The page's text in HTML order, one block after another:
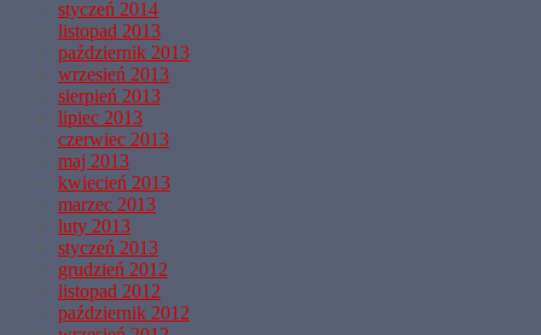
styczeń 2014
listopad 2013
październik 2013
wrzesień 2013
sierpień 2013
lipiec 2013
czerwiec 2013
maj 2013
kwiecień 2013
marzec 2013
luty 2013
styczeń 2013
grudzień 2012
listopad 2012
październik 2012